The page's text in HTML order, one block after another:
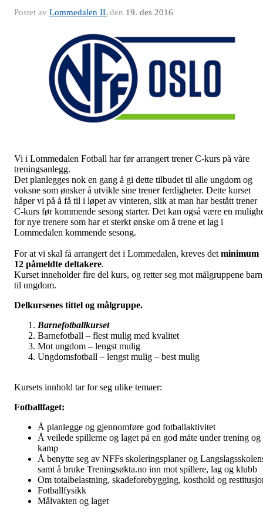
Postet av Lommedalen ILden 19. des 2016
Vi i Lommedalen Fotball har før arrangert trener C-kurs på våre
treningsanlegg.
Det planlegges nok en gang å gi dette tilbudet til alle ungdom og
voksne som ønsker å utvikle sine trener ferdigheter. Dette kurset
håper vi på å få til i løpet av vinteren, slik at man har bestått trener
C-kurs før kommende sesong starter. Det kan også være en
for nye trenere som har et sterkt ønske om å trene et lag i
Lommedalen kommende sesong.
For at vi skal få arrangert det i Lommedalen, kreves det minimum
12 påmeldte deltakere.
Kurset inneholder fire del kurs, og retter seg mot målgruppene barn
til ungdom.
Delkursenes tittel og målgruppe.
Barnefotballkurset
Barnefotball – flest mulig med kvalitet
Mot ungdom – lengst mulig
Ungdomsfotball – lengst mulig – best mulig
Kursets innhold tar for seg ulike temaer:
Fotballfaget:
Å planlegge og gjennomføre god fotballaktivitet
Å veilede spillerne og laget på en god måte under trening og
kamp
Å benytte seg av NFFs skoleringsplaner og
samt å bruke Treningsøkta.no inn mot spillere, lag og klubb
Om totalbelastning, skadeforebygging, kosthold og
Fotballfysikk
Målvakten og laget